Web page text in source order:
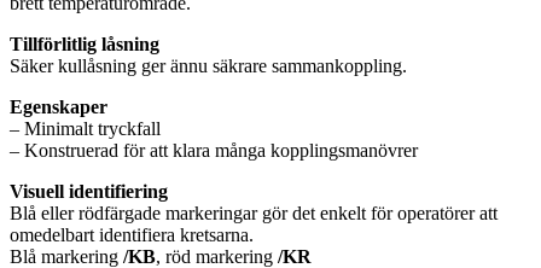
Tillförlitlig låsning
Säker kullåsning ger ännu säkrare sammankoppling.
Egenskaper
– Minimalt tryckfall
– Konstruerad för att klara många kopplingsmanövrer
Visuell identifiering
Blå eller rödfärgade markeringar gör det enkelt för operatörer att
omedelbart identifiera kretsarna.
Blå markering /KB, röd markering /KR